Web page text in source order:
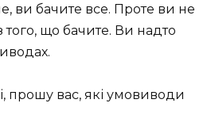
ви бачите все. Проте ви не
того, що бачите. Ви надто
прошу вас, які умовиводи